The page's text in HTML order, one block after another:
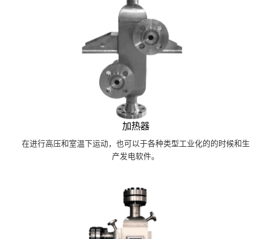
加热器
在进行高压和室温下运动，也可以于各种类型工业化的的时候和生
产发电软件。